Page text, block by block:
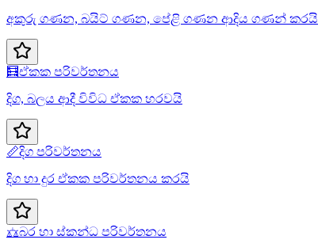
අකුරු ගණන, බයිට් ගණන, පේළි ගණන ආදිය ගණන් කරයි
🧮ඒකක පරිවර්තනය
දිග, බලය ආදී විවිධ ඒකක හරවයි
📏දිග පරිවර්තනය
දිග හා දුර ඒකක පරිවර්තනය කරයි
⚖️බර හා ස්කන්ධ පරිවර්තනය